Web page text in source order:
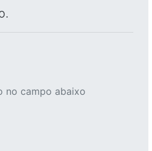
no campo abaixo